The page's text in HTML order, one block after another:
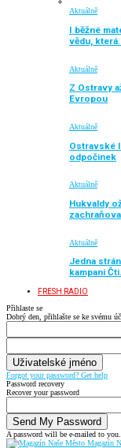
Aktuálně
I běžné
vědu,
Aktuálně
Z Ostravy
Evropou
Aktuálně
Ostravské
odpočinek
Aktuálně
Hukvaldy
Aktuálně
Jedna
kampani
FRESH RADIO
Přihlaste se
Dobrý den, přihlašte se ke svému
Forgot your password? Get help
Password recovery
Recover your password
A password will be e-mailed to you.
Magazín